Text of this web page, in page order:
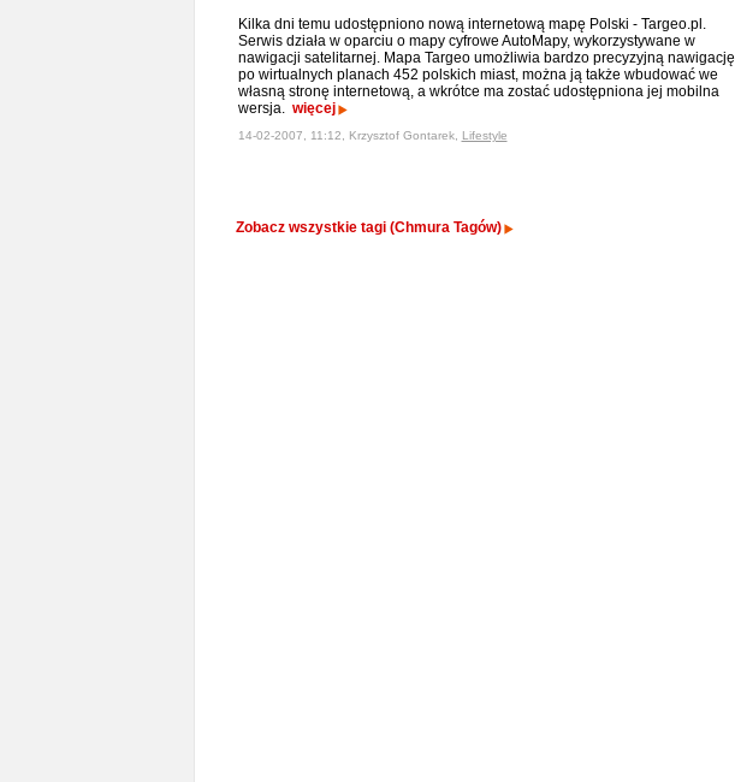
Kilka dni temu udostępniono nową internetową mapę Polski - Targeo.pl.
Serwis działa w oparciu o mapy cyfrowe AutoMapy, wykorzystywane w
nawigacji satelitarnej. Mapa Targeo umożliwia bardzo precyzyjną nawigację
po wirtualnych planach 452 polskich miast, można ją także wbudować we
własną stronę internetową, a wkrótce ma zostać udostępniona jej mobilna
wersja. więcej
14-02-2007, 11:12, Krzysztof Gontarek, Lifestyle
Zobacz wszystkie tagi (Chmura Tagów)